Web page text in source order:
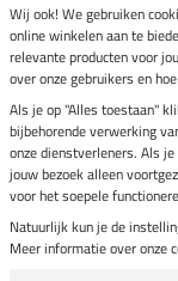
Verzending per
Veilig betalen met
Wij ook! We gebruiken
online winkelen aan te
relevante producten voor
over onze gebruikers en
Als je op "Alles toestaan"
bijbehorende verwerking
onze dienstverleners. Als
jouw bezoek alleen
voor het soepele
Natuurlijk kun je de
Meer informatie over onze